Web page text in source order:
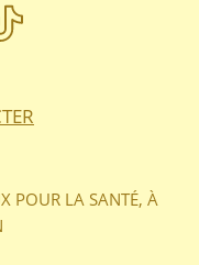
POUR LA SANTÉ, À